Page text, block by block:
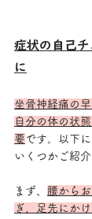
症状の自己
に
坐骨神経痛の
自分の体の状
要 です。以下
いくつかご紹
まず、 腰から
ぎ、足先にか